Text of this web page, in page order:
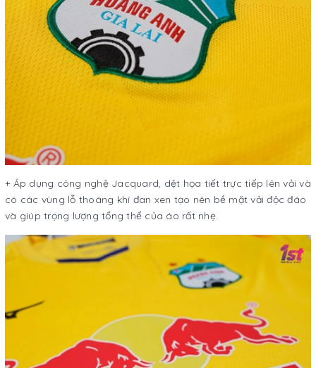
+ Áp dụng công nghệ Jacquard, dệt họa tiết trực tiếp lên vải và
có các vùng lỗ thoáng khí đan xen tạo nên bề mặt vải độc đáo
và giúp trọng lượng tổng thể của áo rất nhẹ.